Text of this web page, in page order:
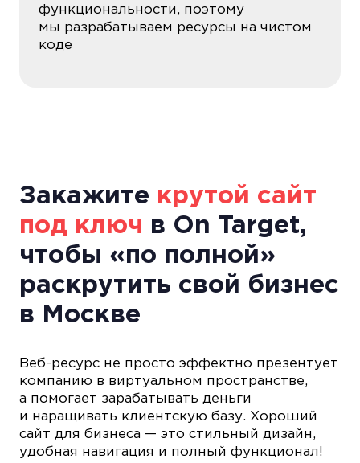
функциональности, поэтому
мы разрабатываем ресурсы на чистом
коде
Закажите крутой сайт
под ключ в On Target,
чтобы «по полной»
раскрутить свой бизнес
в Москве
Веб-ресурс не просто эффектно презентует
компанию в виртуальном пространстве,
а помогает зарабатывать деньги
и наращивать клиентскую базу. Хороший
сайт для бизнеса — это стильный дизайн,
удобная навигация и полный функционал!